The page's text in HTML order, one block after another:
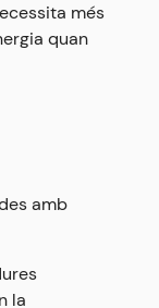
més
quan
amb
la